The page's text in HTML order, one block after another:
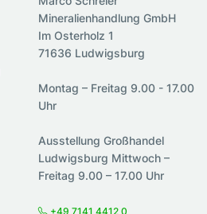
Mineralienhandlung GmbH
Im Osterholz 1
71636 Ludwigsburg
Montag – Freitag 9.00 - 17.00
Uhr
Ausstellung Großhandel
Ludwigsburg Mittwoch –
Freitag 9.00 – 17.00 Uhr
+49 7141 4412 0